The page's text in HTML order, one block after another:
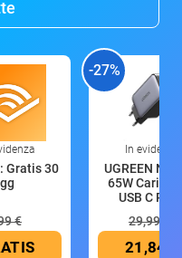
Gratis 30
gg
€
-27%
In evidenza
UGREEN
65W
USB C
29,99 €
21,84 €